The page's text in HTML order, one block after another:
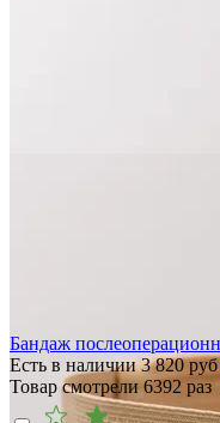
Бандаж
Есть в наличии 3 820руб
Товар смотрели 6392 раз